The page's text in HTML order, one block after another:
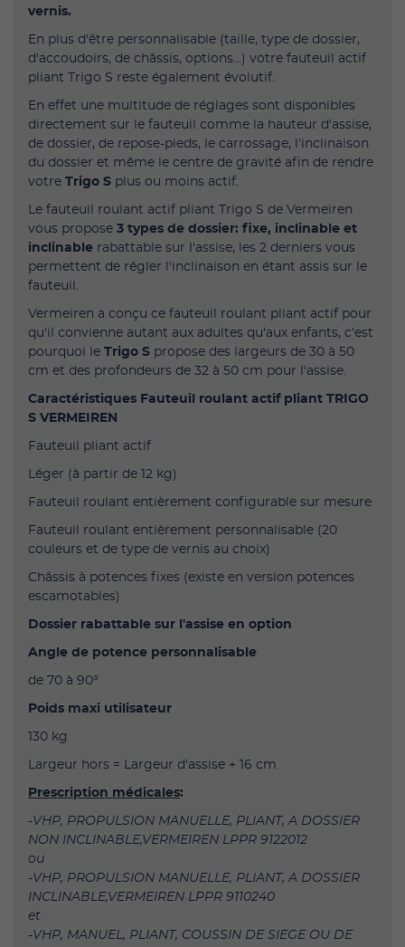
vernis.
En plus d'être personnalisable (taille, type de dossier,
d'accoudoirs, de châssis, options...) votre fauteuil actif
pliant Trigo S reste également évolutif.
En effet une multitude de réglages sont disponibles
directement sur le fauteuil comme la hauteur d'assise,
de dossier, de repose-pieds, le carrossage, l'inclinaison
du dossier et même le centre de gravité afin de rendre
votre Trigo S plus ou moins actif.
Le fauteuil roulant actif pliant Trigo S de Vermeiren
vous propose 3 types de dossier: fixe, inclinable et
inclinable rabattable sur l'assise, les 2 derniers vous
permettent de régler l'inclinaison en étant assis sur le
fauteuil.
Vermeiren a conçu ce fauteuil roulant pliant actif pour
qu'il convienne autant aux adultes qu'aux enfants, c'est
pourquoi le Trigo S propose des largeurs de 30 à 50
cm et des profondeurs de 32 à 50 cm pour l'assise.
Caractéristiques Fauteuil roulant actif pliant TRIGO
S VERMEIREN
Fauteuil pliant actif
Léger (à partir de 12 kg)
Fauteuil roulant entièrement configurable sur mesure
Fauteuil roulant entièrement personnalisable (20
couleurs et de type de vernis au choix)
Châssis à potences fixes (existe en version potences
escamotables)
Dossier rabattable sur l'assise en option
Angle de potence personnalisable
de 70 à 90°
Poids maxi utilisateur
130 kg
Largeur hors = Largeur d'assise + 16 cm
Prescription médicales:
-VHP, PROPULSION MANUELLE, PLIANT, A DOSSIER
NON INCLINABLE,VERMEIREN LPPR 9122012
ou
-VHP, PROPULSION MANUELLE, PLIANT, A DOSSIER
INCLINABLE,VERMEIREN LPPR 9110240
et
-VHP, MANUEL, PLIANT, COUSSIN DE SIEGE OU DE